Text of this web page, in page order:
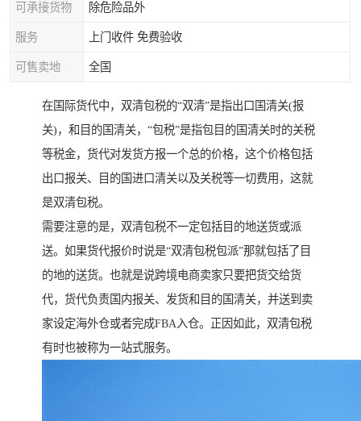
可承接货物 除危险品外
服务 上门收件 免费验收
可售卖地 全国
在国际货代中，双清包税的“双清”是指出口国清关(报
关)，和目的国清关，“包税”是指包目的国清关时的关税
等税金，货代对发货方报一个总的价格，这个价格包括
出口报关、目的国进口清关以及关税等一切费用，这就
是双清包税。
需要注意的是，双清包税不一定包括目的地送货或派
送。如果货代报价时说是“双清包税包派”那就包括了目
的地的送货。也就是说跨境电商卖家只要把货交给货
代，货代负责国内报关、发货和目的国清关，并送到卖
家设定海外仓或者完成FBA入仓。正因如此，双清包税
有时也被称为一站式服务。